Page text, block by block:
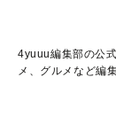
4yuuu編集部の公
メ、グルメなど編